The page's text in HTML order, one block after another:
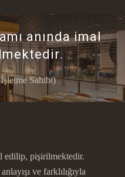
anında imal
Sahibi)
edilip, pişirilmektedir.
ve farklılığıyla